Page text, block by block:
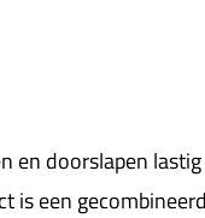
en doorslapen
is een